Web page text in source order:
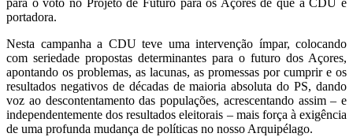
para o voto no Projeto de Futuro para os Açores de que a CDU é
portadora.
Nesta campanha a CDU teve uma intervenção ímpar, colocando
com seriedade propostas determinantes para o futuro dos Açores,
apontando os problemas, as lacunas, as promessas por cumprir e os
resultados negativos de décadas de maioria absoluta do PS, dando
voz ao descontentamento das populações, acrescentando assim – e
independentemente dos resultados eleitorais – mais força à exigência
de uma profunda mudança de políticas no nosso Arquipélago.